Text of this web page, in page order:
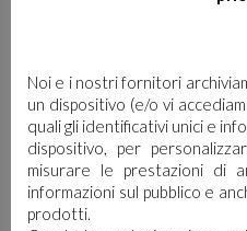
Noi e i nostri fornitori
un dispositivo (e/o vi
quali gli identificativi unici e
dispositivo, per
misurare le prestazioni di
informazioni sul pubblico e
prodotti.